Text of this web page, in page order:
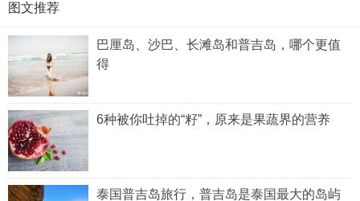
图文推荐
巴厘岛、沙巴、长滩岛和普吉岛，哪个更值
得
6种被你吐掉的“籽”，原来是果蔬界的营养
泰国普吉岛旅行，普吉岛是泰国最大的岛屿